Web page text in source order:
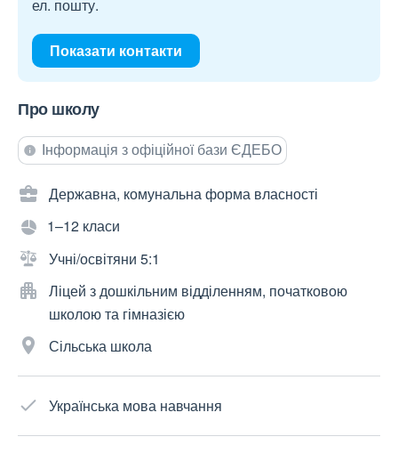
ел. пошту.
Показати контакти
Про школу
Інформація з офіційної бази ЄДЕБО
Державна, комунальна форма власності
1–12 класи
Учні/освітяни 5:1
Ліцей з дошкільним відділенням, початковою
школою та гімназією
Сільська школа
Українська мова навчання